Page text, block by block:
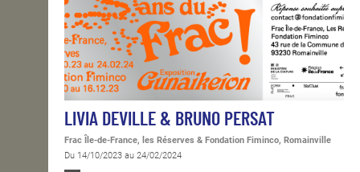
LIVIA DEVILLE & BRUNO PERSAT
Frac Île-de-France, les Réserves & Fondation Fiminco, Romainville
Du 14/10/2023 au 24/02/2024